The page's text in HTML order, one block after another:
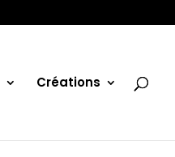
Créations